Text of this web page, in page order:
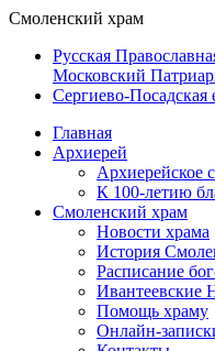
Смоленский храм
Русская
Московский
Сергиево-Посадская
Главная
Архиерей
Архиерейское
К 100-летию
Смоленский храм
Новости храма
История
Расписание
Ивантеевские
Помощь храму
Онлайн-